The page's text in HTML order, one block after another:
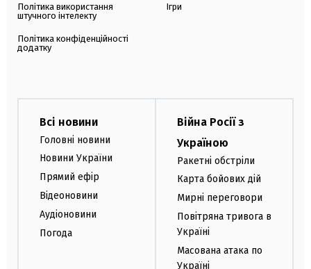
Політика використання
штучного інтелекту
Політика конфіденційності
додатку
Ігри
Всі новини
Головні новини
Новини України
Прямий ефір
Відеоновини
Аудіоновини
Погода
Війна Росії з
Україною
Ракетні обстріли
Карта бойових дій
Мирні переговори
Повітряна тривога в
Україні
Масована атака по
Україні